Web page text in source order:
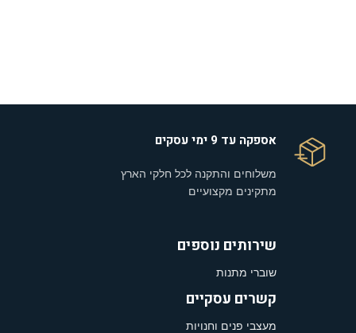
אספקה עד 9 ימי עסקים
משלוחים והתקנה לכל חלקי הארץ
מתקינים מקצועיים
שירותים נוספים
שוברי מתנות
קשרים עסקיים
מעצבי פנים וחנויות